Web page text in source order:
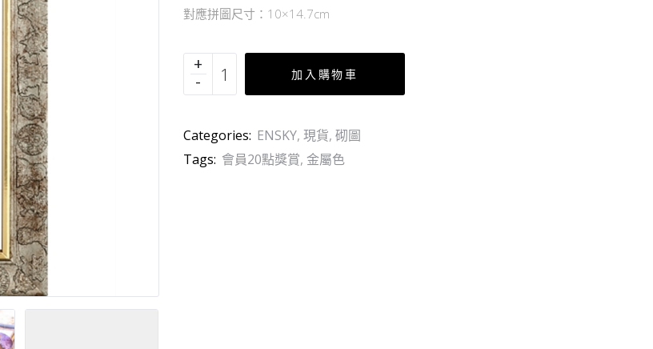
對應拼圖尺寸：10×14.7cm
加入購物車
Categories: ENSKY, 現貨, 砌圖
Tags: 會員20點獎賞, 金屬色